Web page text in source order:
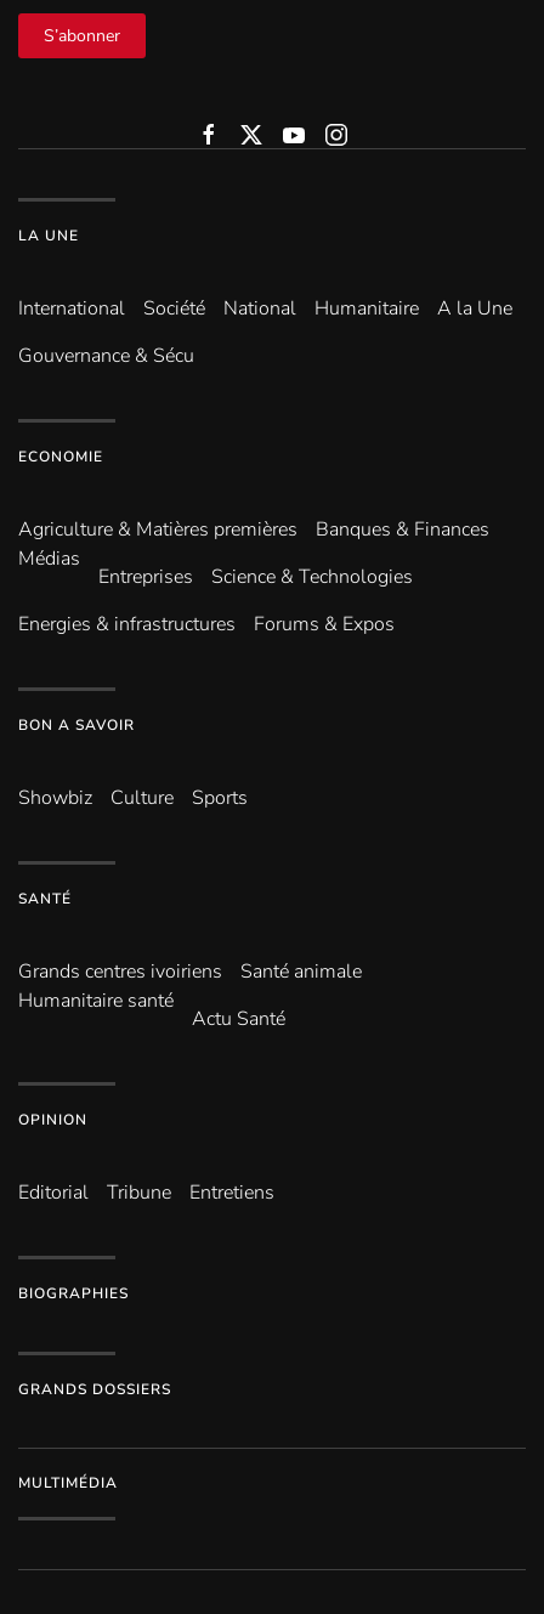
S’abonner
LA UNE
International Société National Humanitaire
A la Une
Gouvernance & Sécu
ECONOMIE
Agriculture & Matières premières
Banques & Finances
Médias
Entreprises
Science & Technologies
Energies & infrastructures
Forums & Expos
BON A SAVOIR
Showbiz Culture Sports
SANTÉ
Grands centres ivoiriens
Santé animale
Humanitaire santé
Actu Santé
OPINION
Editorial Tribune Entretiens
BIOGRAPHIES
GRANDS DOSSIERS
MULTIMÉDIA